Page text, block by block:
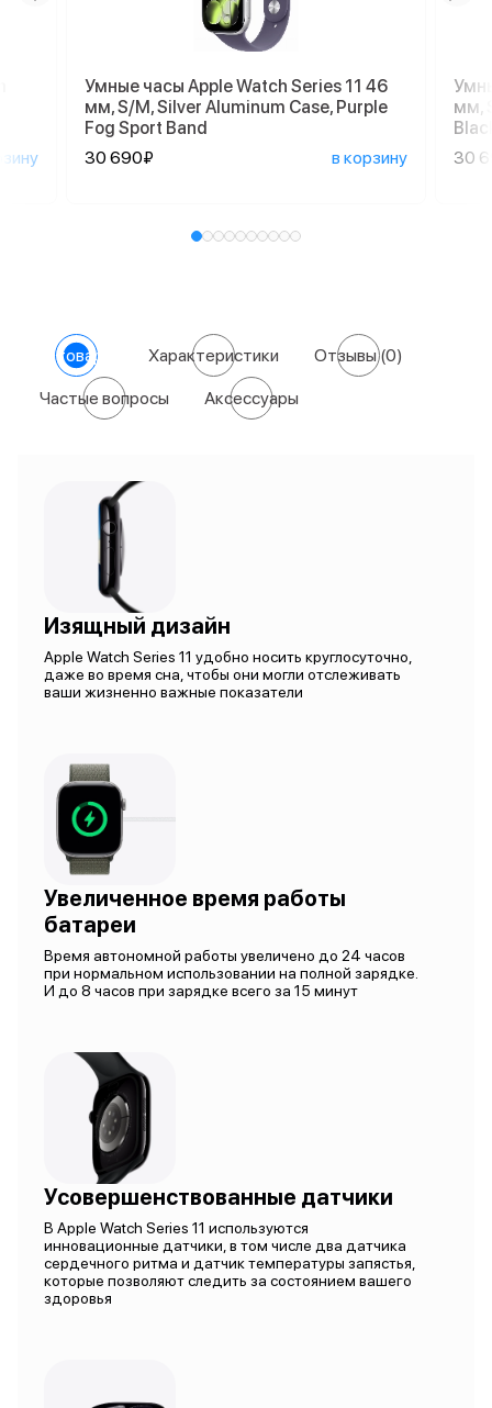
Умные часы Apple Watch Series 11 46
мм, S/M, Silver Aluminum Case, Purple
Fog Sport Band
30 690₽
в корзину
мм,
30
О товаре Характеристики Отзывы(0)
Частые вопросы Аксессуары
Изящный дизайн
Apple Watch Series 11 удобно носить круглосуточно,
даже во время сна, чтобы они могли отслеживать
ваши жизненно важные показатели
Увеличенное время работы
батареи
Время автономной работы увеличено до 24 часов
при нормальном использовании на полной зарядке.
И до 8 часов при зарядке всего за 15 минут
Усовершенствованные датчики
В Apple Watch Series 11 используются
инновационные датчики, в том числе два датчика
сердечного ритма и датчик температуры запястья,
которые позволяют следить за состоянием вашего
здоровья